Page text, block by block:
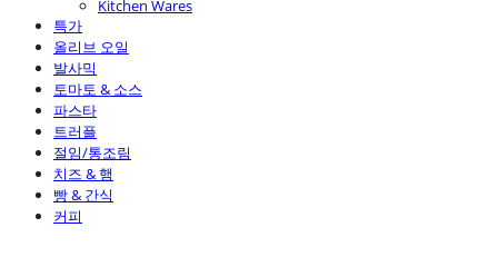
Kitchen Wares
특가
올리브 오일
발사믹
토마토 & 소스
파스타
트러플
절임/통조림
치즈 & 햄
빵 & 간식
커피